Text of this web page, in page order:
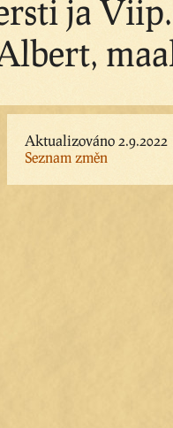
ja
Aktualizováno 2.9.2022
Seznam změn